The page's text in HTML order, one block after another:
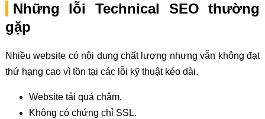
Những lỗi Technical SEO thường
gặp
Nhiều website có nội dung chất lượng nhưng vẫn không đạt
thứ hạng cao vì tồn tại các lỗi kỹ thuật kéo dài.
Website tải quá chậm.
Không có chứng chỉ SSL.